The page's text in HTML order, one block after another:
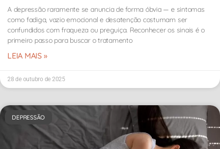
A depressão raramente se anuncia de forma óbvia — e sintomas
como fadiga, vazio emocional e desatenção costumam ser
confundidos com fraqueza ou preguiça. Reconhecer os sinais é o
primeiro passo para buscar o tratamento
LEIA MAIS »
28 de outubro de 2025
DEPRESSÃO